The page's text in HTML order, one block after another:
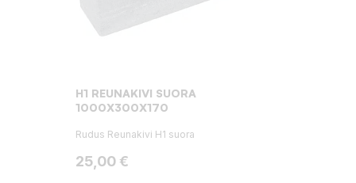
H1 REUNAKIVI SUORA
1000X300X170
Rudus Reunakivi H1 suora
Hinta
25,00 €